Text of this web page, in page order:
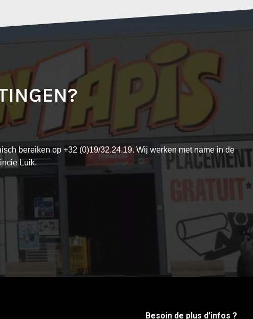
bereiken op +32 (0)19/32.24.19. Wij werken met name in de
Luik.
Besoin de plus d’infos ?